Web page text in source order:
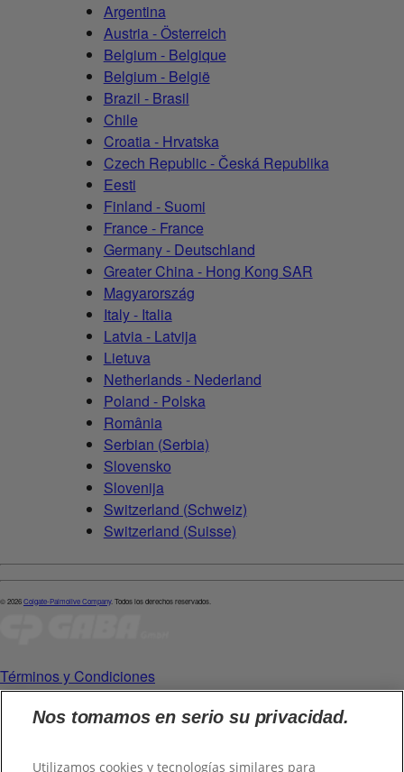
Argentina
Austria - Österreich
Belgium - Belgique
Belgium - België
Brazil - Brasil
Chile
Croatia - Hrvatska
Czech Republic - Česká Republika
Eesti
Finland - Suomi
France - France
Germany - Deutschland
Greater China - Hong Kong SAR
Magyarország
Italy - Italia
Latvia - Latvija
Lietuva
Netherlands - Nederland
Poland - Polska
România
Serbian (Serbia)
Slovensko
Slovenija
Switzerland (Schweiz)
Switzerland (Suisse)
© 2026Colgate-Palmolive Company. Todos los derechos reservados.
Términos y Condiciones
Políticas de Privacidad
Nos tomamos en serio su privacidad.
Utilizamos cookies y tecnologías similares para